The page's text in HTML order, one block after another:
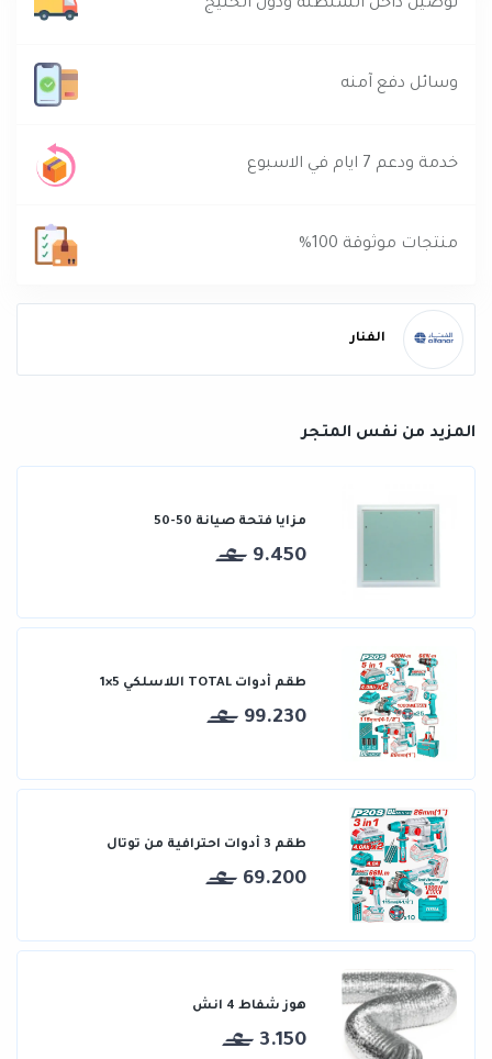
توصيل داخل السلطنة ودول الخليج
وسائل دفع آمنه
خدمة ودعم 7 ايام في الاسبوع
منتجات موثوقة 100%
الفنار
المزيد من نفس المتجر
مزايا فتحة صيانة 50-50
9.450
طقم أدوات TOTAL اللاسلكي 5×1
99.230
طقم 3 أدوات احترافية من توتال
69.200
هوز شفاط 4 انش
3.150